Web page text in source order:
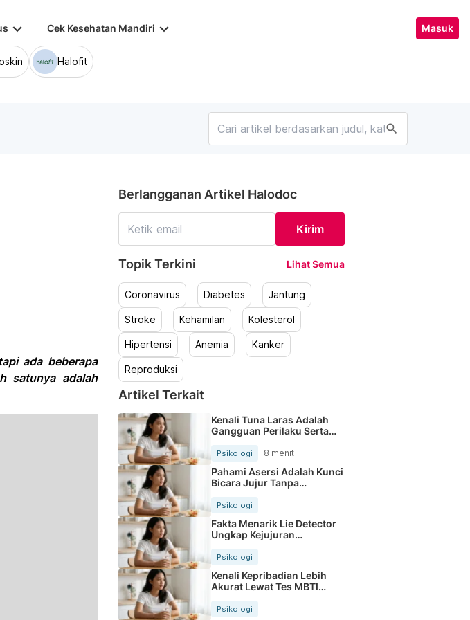
keyboard_arrow_down Cek Kesehatan Mandiri keyboard_arrow_down Masuk
Halofit
search
ada beberapa
satunya adalah
Berlangganan Artikel Halodoc
Kirim
Topik Terkini Lihat Semua
Coronavirus Diabetes Jantung
Stroke Kehamilan Kolesterol
Hipertensi Anemia Kanker
Reproduksi
Artikel Terkait
Kenali Tuna Laras Adalah
Gangguan Perilaku Serta
Psikologi 8 menit
Pahami Asersi Adalah Kunci
Bicara Jujur Tanpa
Psikologi
Fakta Menarik Lie Detector
Ungkap Kejujuran
Psikologi
Kenali Kepribadian Lebih
Akurat Lewat Tes MBTI
Psikologi